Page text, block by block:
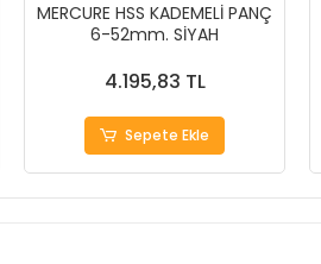
MERCURE HSS KADEMELİ PANÇ
6-52mm. SİYAH
4.195,83 TL
Sepete Ekle